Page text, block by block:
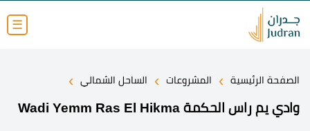
☰
الصفحة الرئيسية › المشروعات › الساحل الشمالي ›
وادي يم راس الحكمة Wadi Yemm Ras El Hikma